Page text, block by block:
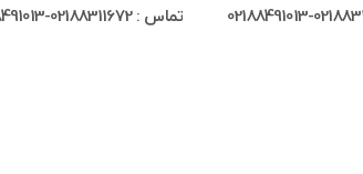
تماس : 02188311672-02188491013